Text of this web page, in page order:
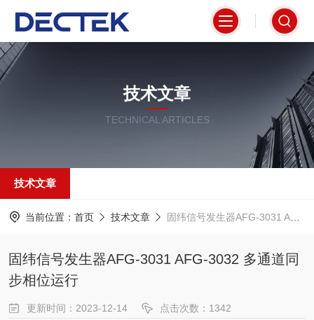
技术文章
TECHNICAL ARTICLES
技术文章
当前位置： 首页 技术文章 固纬信号发生器AFG-3031 AFG-3032 多通道同步相位运行
固纬信号发生器AFG-3031 AFG-3032 多通道同
步相位运行
更新时间：2023-12-14 点击次数：1342